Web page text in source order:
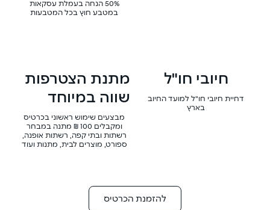
50% הנחה בעמלת עסקאות
במטבע חוץ בכל המטבעות
חיובי חו"ל
דחיית חיובי חו"ל למועד החיוב
בארץ
מתנת הצטרפות
שווה במיוחד
מבצעים שימוש ראשוני בכרטיס
ומקבלים 100 ₪ מתנה במבחר
רשתות ובתי קפה, רשתות אופנה,
ספורט, מוצרים לבית, מתנות ועוד
להזמנת הכרטיס